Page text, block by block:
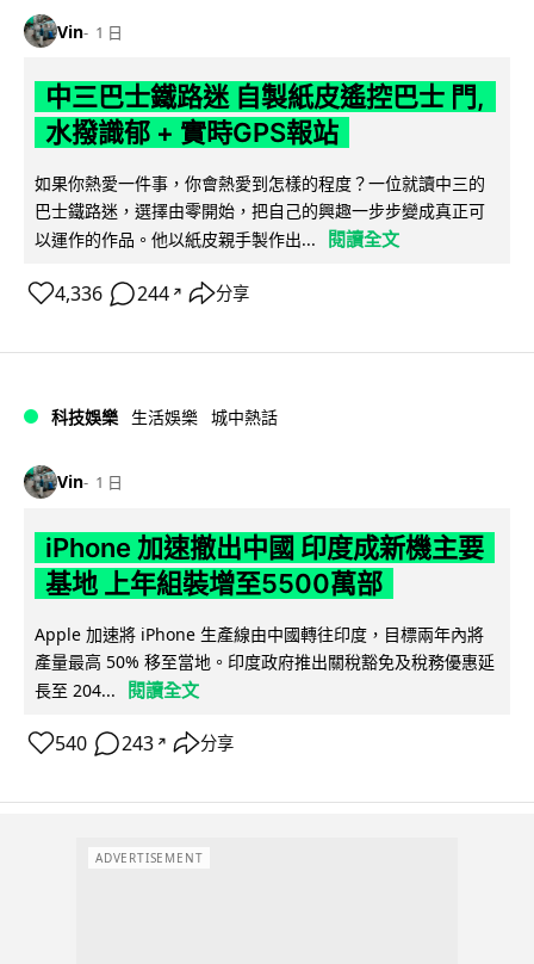
Vin 1 日
中三巴士鐵路迷 自製紙皮遙控巴士 門,
水撥識郁 + 實時GPS報站
如果你熱愛一件事，你會熱愛到怎樣的程度？一位就讀中三的
巴士鐵路迷，選擇由零開始，把自己的興趣一步步變成真正可
以運作的作品。他以紙皮親手製作出...
閱讀全文
4,336 244 ↗ 分享
科技娛樂 生活娛樂 城中熱話
Vin 1 日
iPhone 加速撤出中國 印度成新機主要
基地 上年組裝增至5500萬部
Apple 加速將 iPhone 生產線由中國轉往印度，目標兩年內將
產量最高 50% 移至當地。印度政府推出關稅豁免及稅務優惠延
長至 204...
閱讀全文
540 243 ↗ 分享
ADVERTISEMENT